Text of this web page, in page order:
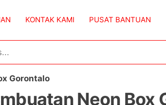
KONTAK KAMI PUSAT BANTUAN
Gorontalo
Neon Box